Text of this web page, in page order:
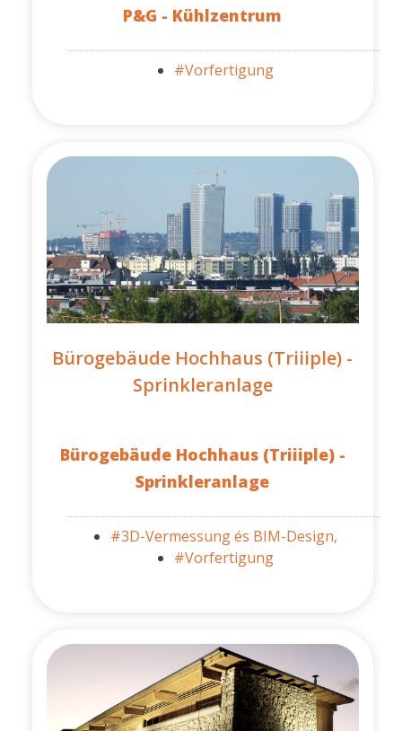
P&G - Kühlzentrum
#Vorfertigung
Bürogebäude Hochhaus (Triiiple) -
Sprinkleranlage
Bürogebäude Hochhaus (Triiiple) -
Sprinkleranlage
#3D-Vermessung és BIM-Design,
#Vorfertigung